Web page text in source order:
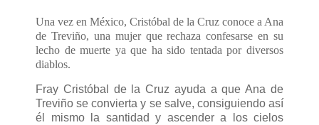
Una vez en México, Cristóbal de la Cruz conoce a Ana
de Treviño, una mujer que rechaza confesarse en su
lecho de muerte ya que ha sido tentada por diversos
diablos.
Fray Cristóbal de la Cruz ayuda a que Ana de
Treviño se convierta y se salve, consiguiendo así
él mismo la santidad y ascender a los cielos